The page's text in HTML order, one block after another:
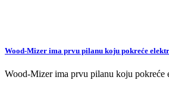
Wood-Mizer ima prvu pilanu koju pokreće
Wood-Mizer ima prvu pilanu koju pokreće